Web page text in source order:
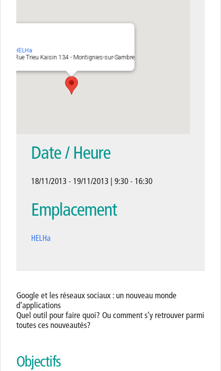
HELHa
Rue Trieu Kaisin 134 - Montignies-sur-Sambre
Date / Heure
18/11/2013 - 19/11/2013 | 9:30 - 16:30
Emplacement
HELHa
Google et les réseaux sociaux : un nouveau monde
d’applications
Quel outil pour faire quoi? Ou comment s’y retrouver parmi
toutes ces nouveautés?
Objectifs